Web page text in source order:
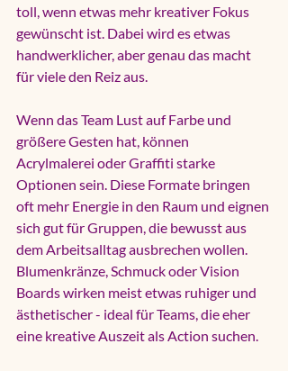
toll, wenn etwas mehr kreativer Fokus
gewünscht ist. Dabei wird es etwas
handwerklicher, aber genau das macht
für viele den Reiz aus.
Wenn das Team Lust auf Farbe und
größere Gesten hat, können
Acrylmalerei oder Graffiti starke
Optionen sein. Diese Formate bringen
oft mehr Energie in den Raum und eignen
sich gut für Gruppen, die bewusst aus
dem Arbeitsalltag ausbrechen wollen.
Blumenkränze, Schmuck oder Vision
Boards wirken meist etwas ruhiger und
ästhetischer - ideal für Teams, die eher
eine kreative Auszeit als Action suchen.